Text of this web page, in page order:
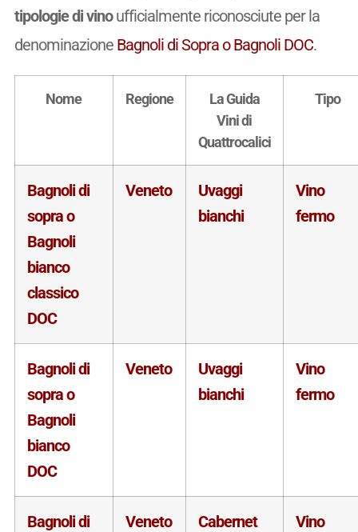
tipologie di vinoufficialmente riconosciute per la
denominazione Bagnoli di Sopra o Bagnoli DOC.
Nome Regione
La Guida
Vini di
Quattrocalici
Tipo
Bagnoli di
sopra o
Bagnoli
bianco
classico
DOC
Veneto
Uvaggi
bianchi
Vino
fermo
Bagnoli di
sopra o
Bagnoli
bianco
DOC
Veneto
Uvaggi
bianchi
Vino
fermo
Bagnoli di
Veneto Cabernet
Vino